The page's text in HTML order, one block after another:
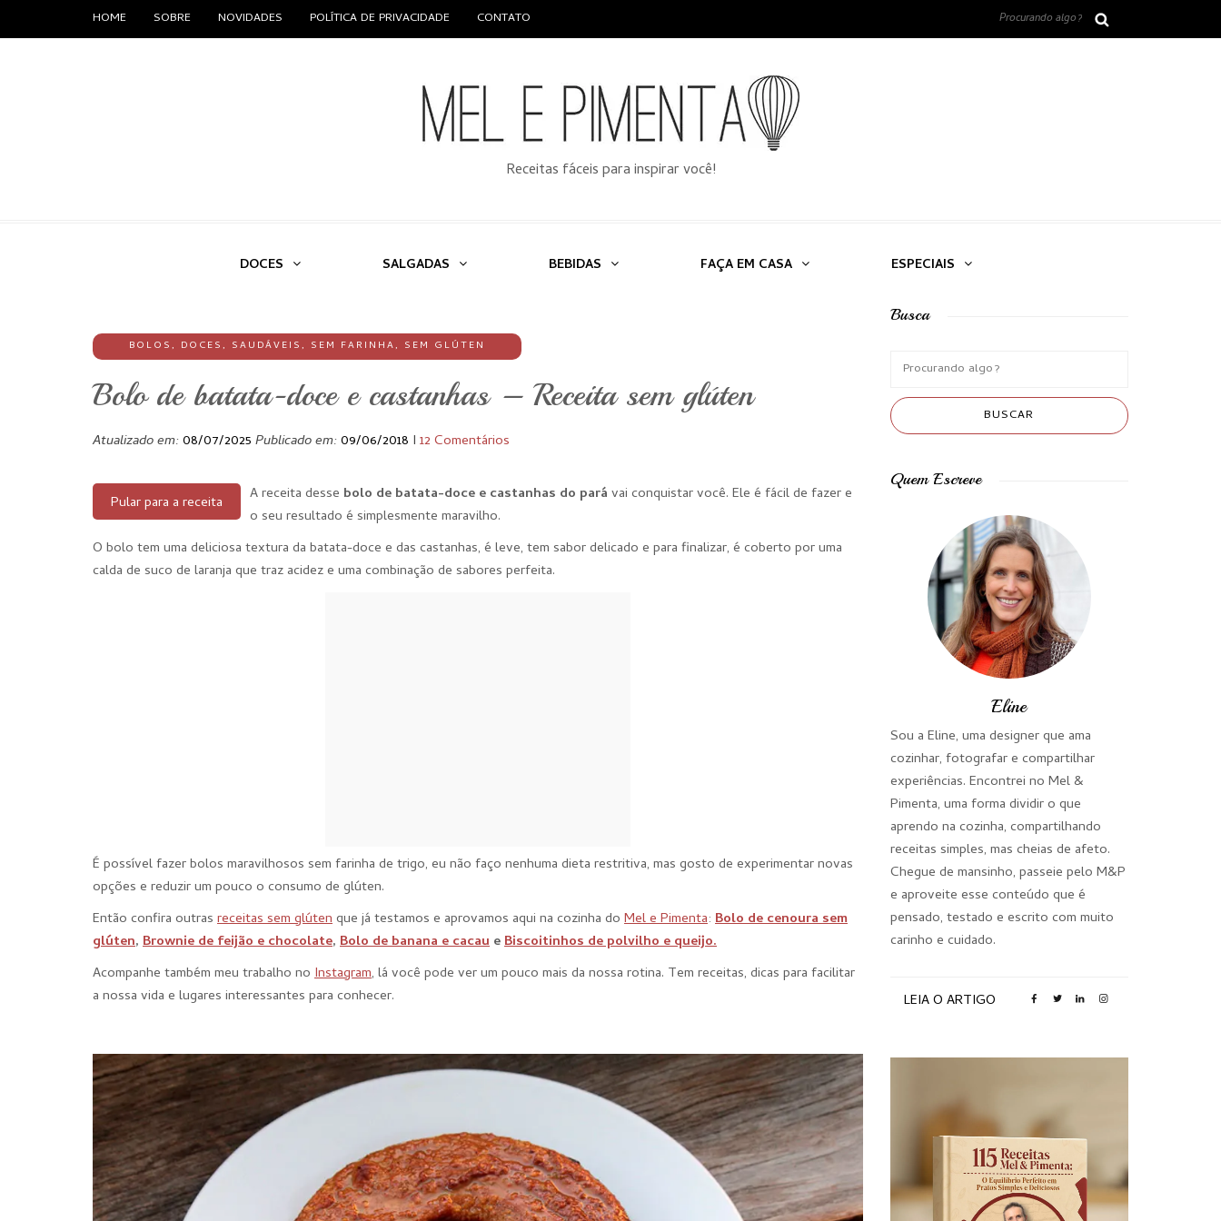
HOME SOBRE NOVIDADES POLÍTICA DE PRIVACIDADE CONTATO
Receitas fáceis para inspirar você!
DOCES SALGADAS BEBIDAS FAÇA EM CASA ESPECIAIS
BOLOS, DOCES, SAUDÁVEIS, SEM FARINHA, SEM GLÚTEN
Bolo de batata-doce e castanhas – Receita sem glúten
Atualizado em:08/07/2025 Publicado em:09/06/2018 I 12 Comentários
Pular para a receita A receita desse bolo de batata-doce e castanhas do pará vai conquistar você. Ele é fácil de fazer e
o seu resultado é simplesmente maravilho.
O bolo tem uma deliciosa textura da batata-doce e das castanhas, é leve, tem sabor delicado e para finalizar, é coberto por uma
calda de suco de laranja que traz acidez e uma combinação de sabores perfeita.
É possível fazer bolos maravilhosos sem farinha de trigo, eu não faço nenhuma dieta restritiva, mas gosto de experimentar novas
opções e reduzir um pouco o consumo de glúten.
Então confira outras receitas sem glútenque já testamos e aprovamos aqui na cozinha do Mel e Pimenta: Bolo de cenoura sem
glúten, Brownie de feijão e chocolate, Bolo de banana e cacau eBiscoitinhos de polvilho e queijo.
Acompanhe também meu trabalho no Instagram, lá você pode ver um pouco mais da nossa rotina. Tem receitas, dicas para facilitar
a nossa vida e lugares interessantes para conhecer.
Busca
Quem Escreve
Eline
Sou a Eline, uma designer que ama
cozinhar, fotografar e compartilhar
experiências. Encontrei no Mel &
Pimenta, uma forma dividir o que
aprendo na cozinha, compartilhando
receitas simples, mas cheias de afeto.
Chegue de mansinho, passeie pelo M&P
e aproveite esse conteúdo que é
pensado, testado e escrito com muito
carinho e cuidado.
LEIA O ARTIGO